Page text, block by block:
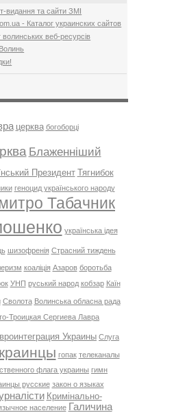
видання та сайти ЗМІ
- Каталог украинских сайтов
волинських веб-ресурсів
церква богоборці
Блаженніший
Президент Тягнибок
геноцид українського народу
Табачник
українська ідея
шизофренія Страсний тиждень
коаліція Азаров боротьба
УНП руський народ кобзар Каїн
Сволота Волинська обласна рада
Троицкая Сергиева Лавра
Украины Слуга
гопак телеканалы
флага украины гимн
русские закон о языках
Кримінально-
население Галичина